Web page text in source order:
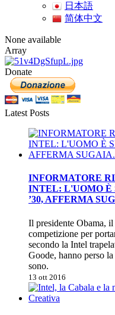
日本語
简体中文
None available
Array
Donate
Latest Posts
INFORMATORE
INTEL: L'UOMO È
’30, AFFERMA
Il presidente Obama,
competizione per
secondo la Intel
Goode, hanno perso
sono.
13 ott 2016